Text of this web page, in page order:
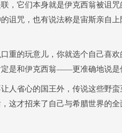
，它们本身就是伊克西翁被诅
诅咒，也有说法称是宙斯亲自
口重的玩意儿，你就选个自己喜
是和伊克西翁——更准确地说是
人省心的国王外，传说这些野
这才招来了自己与希腊世界的